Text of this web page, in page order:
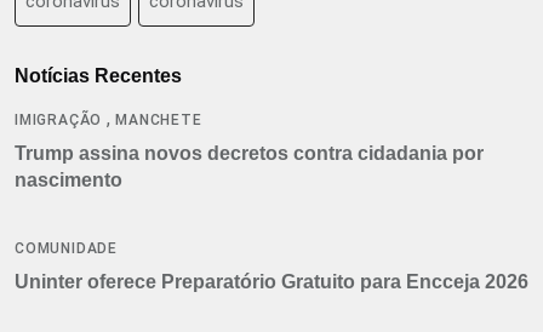
Notícias Recentes
IMIGRAÇÃO ,MANCHETE
Trump assina novos decretos contra cidadania por
nascimento
COMUNIDADE
Uninter oferece Preparatório Gratuito para Encceja 2026